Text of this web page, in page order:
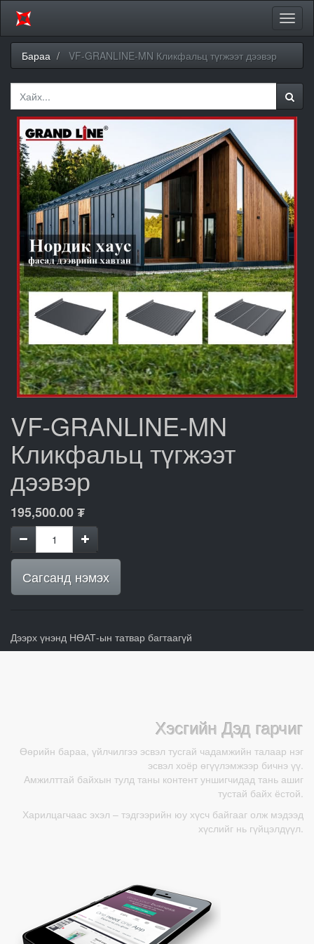
Бараа
VF-GRANLINE-MN Кликфальц түгжээт дээвэр
VF-GRANLINE-MN
Кликфальц түгжээт
дээвэр
195,500.00₮
Сагсанд нэмэх
Дээрх үнэнд НӨАТ-ын татвар багтаагүй
Хэсгийн Дэд гарчиг
Өөрийн бараа, үйлчилгээ эсвэл тусгай чадамжийн талаар нэг
эсвэл хоёр өгүүлэмжээр бичнэ үү.
Амжилттай байхын тулд таны контент уншигчидад тань ашиг
тустай байх ёстой.
Харилцагчаас эхэл – тэдгээрийн юу хүсч байгааг олж мэдээд
хүслийг нь гүйцэлдүүл.